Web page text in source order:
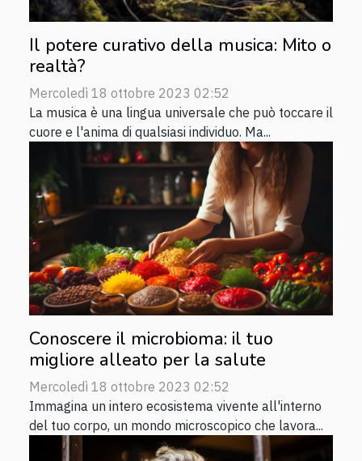
Il potere curativo della musica: Mito o
realtà?
Mercoledì 18 ottobre 2023 02:52
La musica è una lingua universale che può toccare il
cuore e l'anima di qualsiasi individuo. Ma...
Conoscere il microbioma: il tuo
migliore alleato per la salute
Mercoledì 18 ottobre 2023 02:52
Immagina un intero ecosistema vivente all'interno
del tuo corpo, un mondo microscopico che lavora...